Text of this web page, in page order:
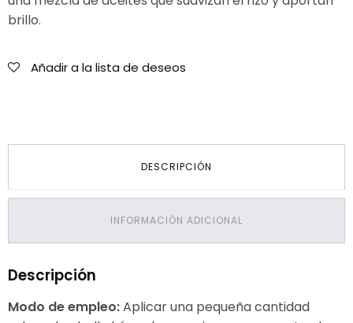
brillo.
Añadir a la lista de deseos
DESCRIPCIÓN
INFORMACIÓN ADICIONAL
Descripción
Modo de empleo:Aplicar una pequeña cantidad